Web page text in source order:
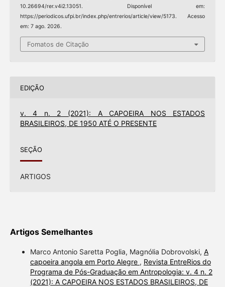
10.26694/rer.v4i2.13051. Disponível em:
https://periodicos.ufpi.br/index.php/entrerios/article/view/5173. Acesso
em: 7 ago. 2026.
Fomatos de Citação
EDIÇÃO
v. 4 n. 2 (2021): A CAPOEIRA NOS ESTADOS
BRASILEIROS, DE 1950 ATÉ O PRESENTE
SEÇÃO
ARTIGOS
Artigos Semelhantes
Marco Antonio Saretta Poglia, Magnólia Dobrovolski, A
capoeira angola em Porto Alegre , Revista EntreRios do
Programa de Pós-Graduação em Antropologia: v. 4 n. 2
(2021): A CAPOEIRA NOS ESTADOS BRASILEIROS, DE